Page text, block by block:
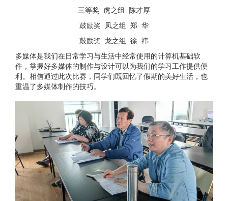
三等奖 虎之组 陈才厚
鼓励奖 凤之组 郑 华
鼓励奖 龙之组 徐 祎
多媒体是我们在日常学习与生活中经常使用的计算机基础软
件，掌握好多媒体的制作与设计可以为我们的学习工作提供便
利。相信通过此次比赛，同学们既回忆了假期的美好生活，也
重温了多媒体制作的技巧。